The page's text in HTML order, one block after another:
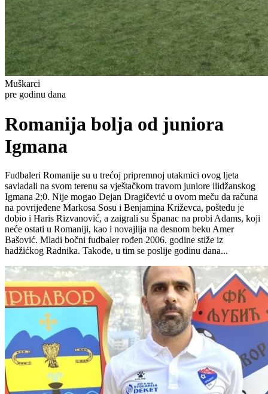
Muškarci
pre godinu dana
Romanija bolja od juniora
Igmana
Fudbaleri Romanije su u trećoj pripremnoj utakmici ovog ljeta
savladali na svom terenu sa vještačkom travom juniore ilidžanskog
Igmana 2:0. Nije mogao Dejan Dragičević u ovom meču da računa
na povrijeđene Markosa Sosu i Benjamina Križevca, poštedu je
dobio i Haris Rizvanović, a zaigrali su Španac na probi Adams, koji
neće ostati u Romaniji, kao i novajlija na desnom beku Amer
Bašović. Mladi bočni fudbaler rođen 2006. godine stiže iz
hadžićkog Radnika. Takođe, u tim se poslije godinu dana...